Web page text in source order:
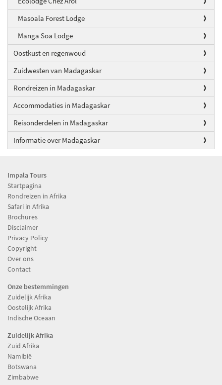
Masoala Forest Lodge
Manga Soa Lodge
Oostkust en regenwoud
Zuidwesten van Madagaskar
Rondreizen in Madagaskar
Accommodaties in Madagaskar
Reisonderdelen in Madagaskar
Informatie over Madagaskar
Impala Tours
Startpagina
Rondreizen in Afrika
Safari in Afrika
Brochures
Disclaimer
Privacy Policy
Copyright
Over ons
Contact
Onze bestemmingen
Zuidelijk Afrika
Oostelijk Afrika
Indische Oceaan
Zuidelijk Afrika
Zuid Afrika
Namibië
Botswana
Zimbabwe